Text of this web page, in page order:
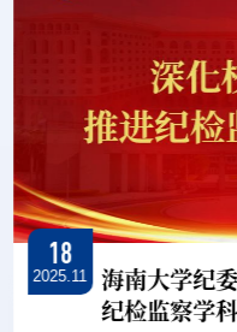
18
2025.11
海南大学纪
纪检监察学